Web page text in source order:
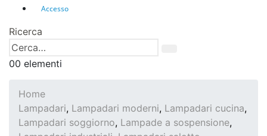
Accesso
Ricerca
00 elementi
Home
Lampadari, Lampadari moderni, Lampadari cucina,
Lampadari soggiorno, Lampade a sospensione,